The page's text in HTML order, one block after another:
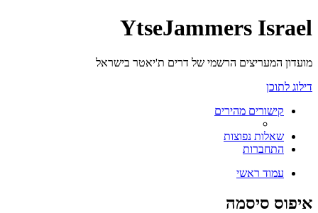
YtseJammers Israel
מועדון המעריצים הרשמי של דרים ת'יאטר בישראל
דילוג לתוכן
קישורים מהירים
שאלות נפוצות
התחברות
עמוד ראשי
איפוס סיסמה